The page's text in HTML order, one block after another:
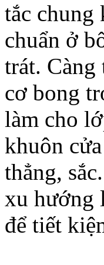
tắc chung
chuẩn ở
trát.
cơ bong
làm cho
khuôn
thẳng,
xu hướng
để tiết